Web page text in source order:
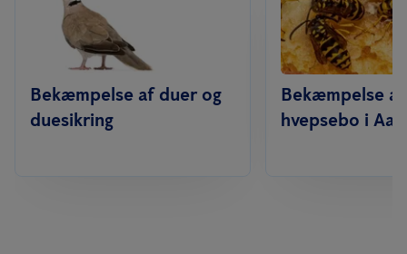
Bekæmpelse af duer og
duesikring
Bekæmpelse af
hvepsebo i